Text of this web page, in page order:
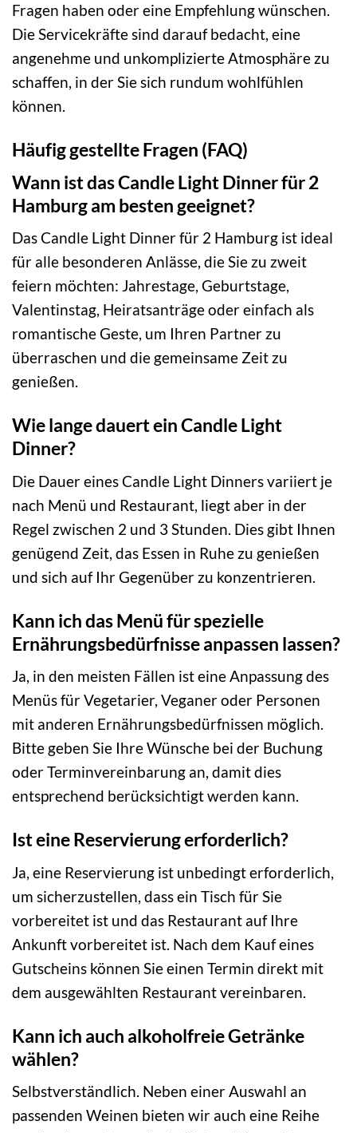
Fragen haben oder eine Empfehlung wünschen.
Die Servicekräfte sind darauf bedacht, eine
angenehme und unkomplizierte Atmosphäre zu
schaffen, in der Sie sich rundum wohlfühlen
können.
Häufig gestellte Fragen (FAQ)
Wann ist das Candle Light Dinner für 2
Hamburg am besten geeignet?
Das Candle Light Dinner für 2 Hamburg ist ideal
für alle besonderen Anlässe, die Sie zu zweit
feiern möchten: Jahrestage, Geburtstage,
Valentinstag, Heiratsanträge oder einfach als
romantische Geste, um Ihren Partner zu
überraschen und die gemeinsame Zeit zu
genießen.
Wie lange dauert ein Candle Light
Dinner?
Die Dauer eines Candle Light Dinners variiert je
nach Menü und Restaurant, liegt aber in der
Regel zwischen 2 und 3 Stunden. Dies gibt Ihnen
genügend Zeit, das Essen in Ruhe zu genießen
und sich auf Ihr Gegenüber zu konzentrieren.
Kann ich das Menü für spezielle
Ernährungsbedürfnisse anpassen lassen?
Ja, in den meisten Fällen ist eine Anpassung des
Menüs für Vegetarier, Veganer oder Personen
mit anderen Ernährungsbedürfnissen möglich.
Bitte geben Sie Ihre Wünsche bei der Buchung
oder Terminvereinbarung an, damit dies
entsprechend berücksichtigt werden kann.
Ist eine Reservierung erforderlich?
Ja, eine Reservierung ist unbedingt erforderlich,
um sicherzustellen, dass ein Tisch für Sie
vorbereitet ist und das Restaurant auf Ihre
Ankunft vorbereitet ist. Nach dem Kauf eines
Gutscheins können Sie einen Termin direkt mit
dem ausgewählten Restaurant vereinbaren.
Kann ich auch alkoholfreie Getränke
wählen?
Selbstverständlich. Neben einer Auswahl an
passenden Weinen bieten wir auch eine Reihe